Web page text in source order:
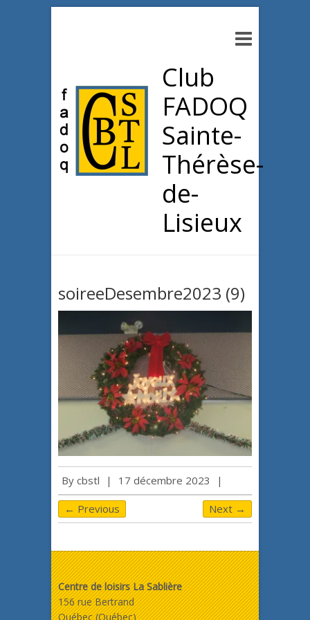
Club
FADOQ
Sainte-
Thérèse-
de-
Lisieux
soireeDesembre2023 (9)
By cbstl | 17 décembre 2023 |
← Previous Next →
Centre de loisirs La Sablière
156 rue Bertrand
Québec (Québec)